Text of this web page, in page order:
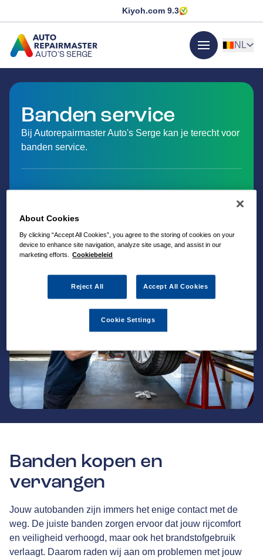
Kiyoh.com 9.3
AUTO'S SERGE menu
NL
Banden service
Bij Autorepairmaster Auto's Serge kan je terecht voor
banden service.
Banden kopen en
vervangen
Jouw autobanden zijn immers het enige contact met de
weg. De juiste banden zorgen ervoor dat jouw rijcomfort
en veiligheid verhoogd, maar ook het brandstofgebruik
verlaagt. Daarom raden wij aan om problemen met jouw
About Cookies
By clicking “Accept All Cookies”, you agree to the storing of cookies on your
device to enhance site navigation, analyze site usage, and assist in our
marketing efforts. Cookiebeleid
Reject All Accept All Cookies
Cookie Settings